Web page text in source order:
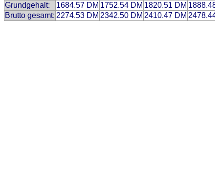
Grundgehalt:
1684.57 DM 1752.54 DM 1820.51 DM 1888.48
Brutto gesamt: 2274.53 DM 2342.50 DM 2410.47 DM 2478.44